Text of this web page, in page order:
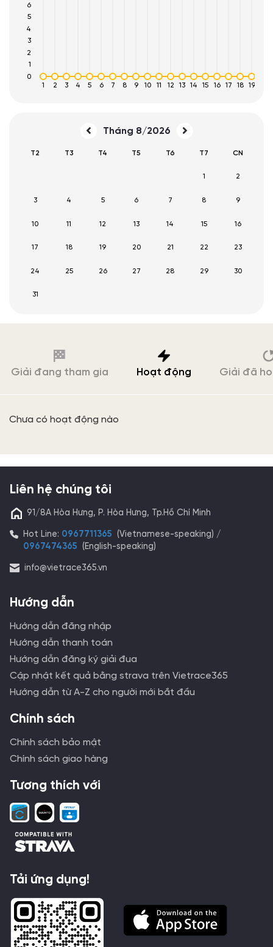
1 2 3 4 5 6 7 8 9 10 11 12 13 14 15 16 17 18 19
0
1
2
3
4
5
6
Tháng 8/2026
T2 T3 T4 T5 T6 T7 CN
1 2
3 4 5 6 7 8 9
10 11 12 13 14 15 16
17 18 19 20 21 22 23
24 25 26 27 28 29 30
31
Giải đang tham gia Hoạt động Giải đã
Chưa có hoạt động nào
Liên hệ chúng tôi
91/8A Hòa Hưng, P. Hòa Hưng, Tp.Hồ Chí Minh
Hot Line: 0967711365 (Vietnamese-speaking) /
0967474365 (English-speaking)
info@vietrace365.vn
Hướng dẫn
Hướng dẫn đăng nhập
Hướng dẫn thanh toán
Hướng dẫn đăng ký giải đua
Cập nhật kết quả bằng strava trên Vietrace365
Hướng dẫn từ A-Z cho người mới bắt đầu
Chính sách
Chính sách bảo mật
Chính sách giao hàng
Tương thích với
Tải ứng dụng!